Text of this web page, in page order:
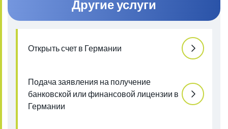
Другие услуги
Открыть счет в Германии
Подача заявления на получение
банковской или финансовой лицензии в
Германии